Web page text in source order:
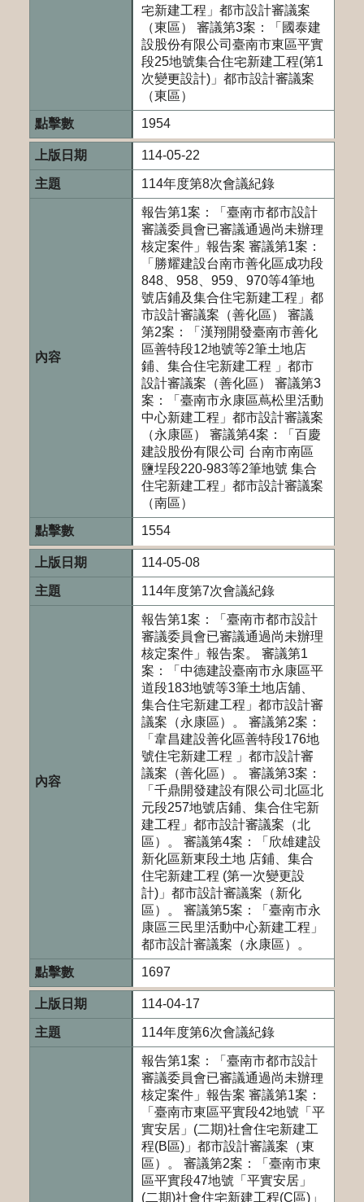
宅新建工程」都市設計審議案
（東區） 審議第3案：「國泰建
設股份有限公司臺南市東區平實
段25地號集合住宅新建工程(第1
次變更設計)」都市設計審議案
（東區）
1954
114-05-22
114年度第8次會議紀錄
報告第1案：「臺南市都市設計
審議委員會已審議通過尚未辦理
核定案件」報告案 審議第1案：
「勝耀建設台南市善化區成功段
848、958、959、970等4筆地
號店鋪及集合住宅新建工程」都
市設計審議案（善化區） 審議
第2案：「漢翔開發臺南市善化
區善特段12地號等2筆土地店
鋪、集合住宅新建工程 」都市
設計審議案（善化區） 審議第3
案：「臺南市永康區蔦松里活動
中心新建工程」都市設計審議案
（永康區） 審議第4案：「百慶
建設股份有限公司 台南市南區
鹽埕段220-983等2筆地號 集合
住宅新建工程」都市設計審議案
（南區）
1554
114-05-08
114年度第7次會議紀錄
報告第1案：「臺南市都市設計
審議委員會已審議通過尚未辦理
核定案件」報告案。 審議第1
案：「中德建設臺南市永康區平
道段183地號等3筆土地店舖、
集合住宅新建工程」都市設計審
議案（永康區）。 審議第2案：
「韋昌建設善化區善特段176地
號住宅新建工程 」都市設計審
議案（善化區）。 審議第3案：
「千鼎開發建設有限公司北區北
元段257地號店鋪、集合住宅新
建工程」都市設計審議案（北
區）。 審議第4案：「欣雄建設
新化區新東段土地 店鋪、集合
住宅新建工程 (第一次變更設
計)」都市設計審議案（新化
區）。 審議第5案：「臺南市永
康區三民里活動中心新建工程」
都市設計審議案（永康區）。
1697
114-04-17
114年度第6次會議紀錄
報告第1案：「臺南市都市設計
審議委員會已審議通過尚未辦理
核定案件」報告案 審議第1案：
「臺南市東區平實段42地號「平
實安居」(二期)社會住宅新建工
程(B區)」都市設計審議案（東
區）。 審議第2案：「臺南市東
區平實段47地號「平實安居」
(二期)社會住宅新建工程(C區)」